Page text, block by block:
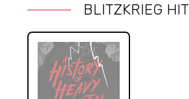
BLITZKRIEG HIT